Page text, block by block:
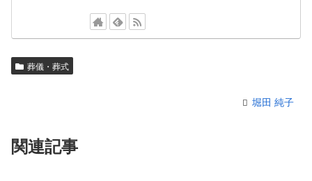
葬儀・葬式
堀田 純子
関連記事